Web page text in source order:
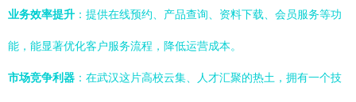
业务效率提升 ：提供在线预约、产品查询、资料下载、会员服务等功
能，能显著优化客户服务流程，降低运营成本。
市场竞争利器 ：在武汉这片高校云集、人才汇聚的热土，拥有一个技